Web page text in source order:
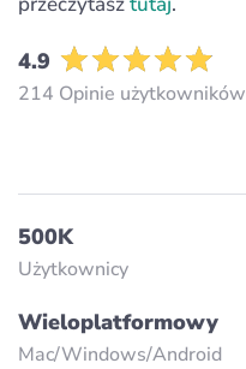
4.9
214 Opinie użytkowników
500K
Użytkownicy
Wieloplatformowy
Mac/Windows/Аndroid